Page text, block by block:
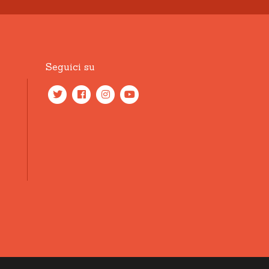
Seguici su